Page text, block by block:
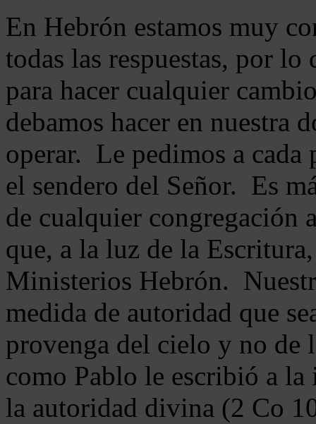
En Hebrón estamos muy
todas las respuestas, por
para hacer cualquier
debamos hacer en nuestra
operar. Le pedimos a cada
el sendero del Señor. Es
de cualquier congregación
que, a la luz de la
Ministerios Hebrón.
medida de autoridad que
provenga del cielo y no de
como Pablo le escribió a
la autoridad divina (2 Co